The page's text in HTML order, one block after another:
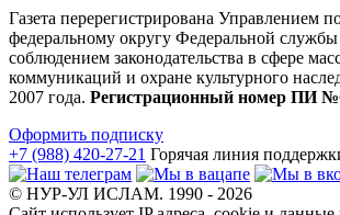
Газета перерегистрирована Управлением
федеральному округу Федеральной службы
соблюдением законодательства в сфере
коммуникаций и охране культурного
2007 года. Регистрационный номер ПИ
Оформить подписку
+7 (988) 420-27-21 Горячая линия
© НУР-УЛ ИСЛАМ. 1990 - 2026